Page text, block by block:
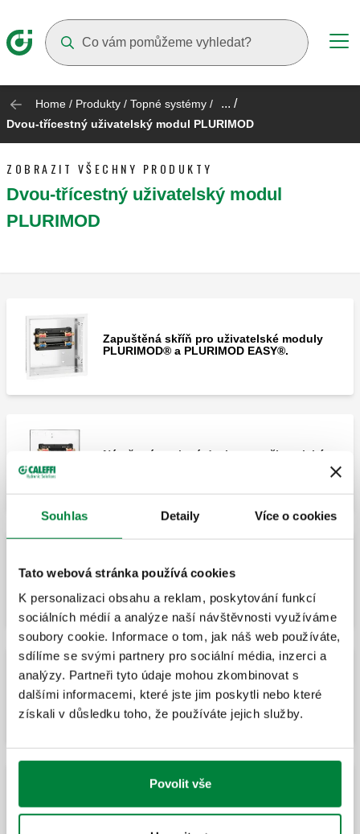
Souhlas Detaily Více o cookies
Tato webová stránka používá cookies
K personalizaci obsahu a reklam, poskytování funkcí
sociálních médií a analýze naší návštěvnosti využíváme
soubory cookie. Informace o tom, jak náš web používáte,
sdílíme se svými partnery pro sociální média, inzerci a
analýzy. Partneři tyto údaje mohou zkombinovat s
dalšími informacemi, které jste jim poskytli nebo které
získali v důsledku toho, že používáte jejich služby.
Povolit vše
Home / Produkty / Topné systémy / ... /
Dvou-třícestný uživatelský modul PLURIMOD
ZOBRAZIT VŠECHNY PRODUKTY
Dvou-třícestný uživatelský modul
PLURIMOD
Zapuštěná skříň pro uživatelské moduly
PLURIMOD® a PLURIMOD EASY®.
Nástěnná ocelová deska pro uživatelské
moduly PLURIMOD® a PLURIMOD® EASY.
Šablona pro PLURIMOD® a PLURIMOD
EASY® s uživatelským modulem.
Vestavěná skříň s pozinkovanou zadní
deskou a dvířky.
Vestavěná skříňka víceúčelová.